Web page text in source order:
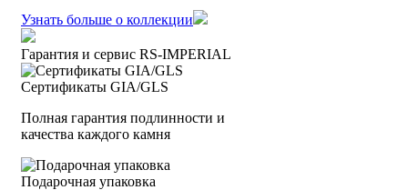
Узнать больше о коллекции
Гарантия и сервис RS‑IMPERIAL
Сертификаты GIA/GLS
Полная гарантия подлинности и
качества каждого камня
Подарочная упаковка